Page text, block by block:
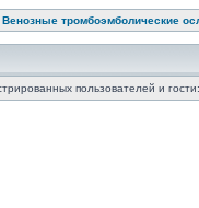
Венозные тромбоэмболические
пользователей и